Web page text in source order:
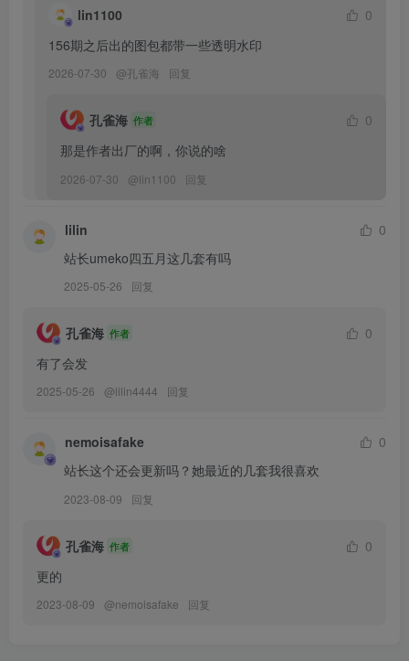
Umeko J – NO.204 Lynae Wuthering Waves[103P-4V-1.29G]
Umeko J – NO.202 Emma Secret Therapy[96P-6V-1.44G]
[3.23]
Umeko J – NO.201 Nefer「Genshin Impact」[91P10V-1.75GB]
[3.20]
Journey’s End」[88P14V-1.93GB]
Umeko J – NO.198 Mai Shiranui Bunny Street Fighter 6[82P-6V-
1.54G]
lin1100
0
156期之后出的图包都带一些透明水印
2026-07-30 @孔雀海 回复
孔雀海 作者
0
那是作者出厂的啊，你说的啥
2026-07-30 @lin1100 回复
lilin
0
站长umeko四五月这几套有吗
2025-05-26 回复
孔雀海 作者
0
有了会发
2025-05-26 @lilin4444 回复
nemoisafake
0
站长这个还会更新吗？她最近的几套我很喜欢
2023-08-09 回复
孔雀海 作者
0
更的
2023-08-09 @nemoisafake 回复